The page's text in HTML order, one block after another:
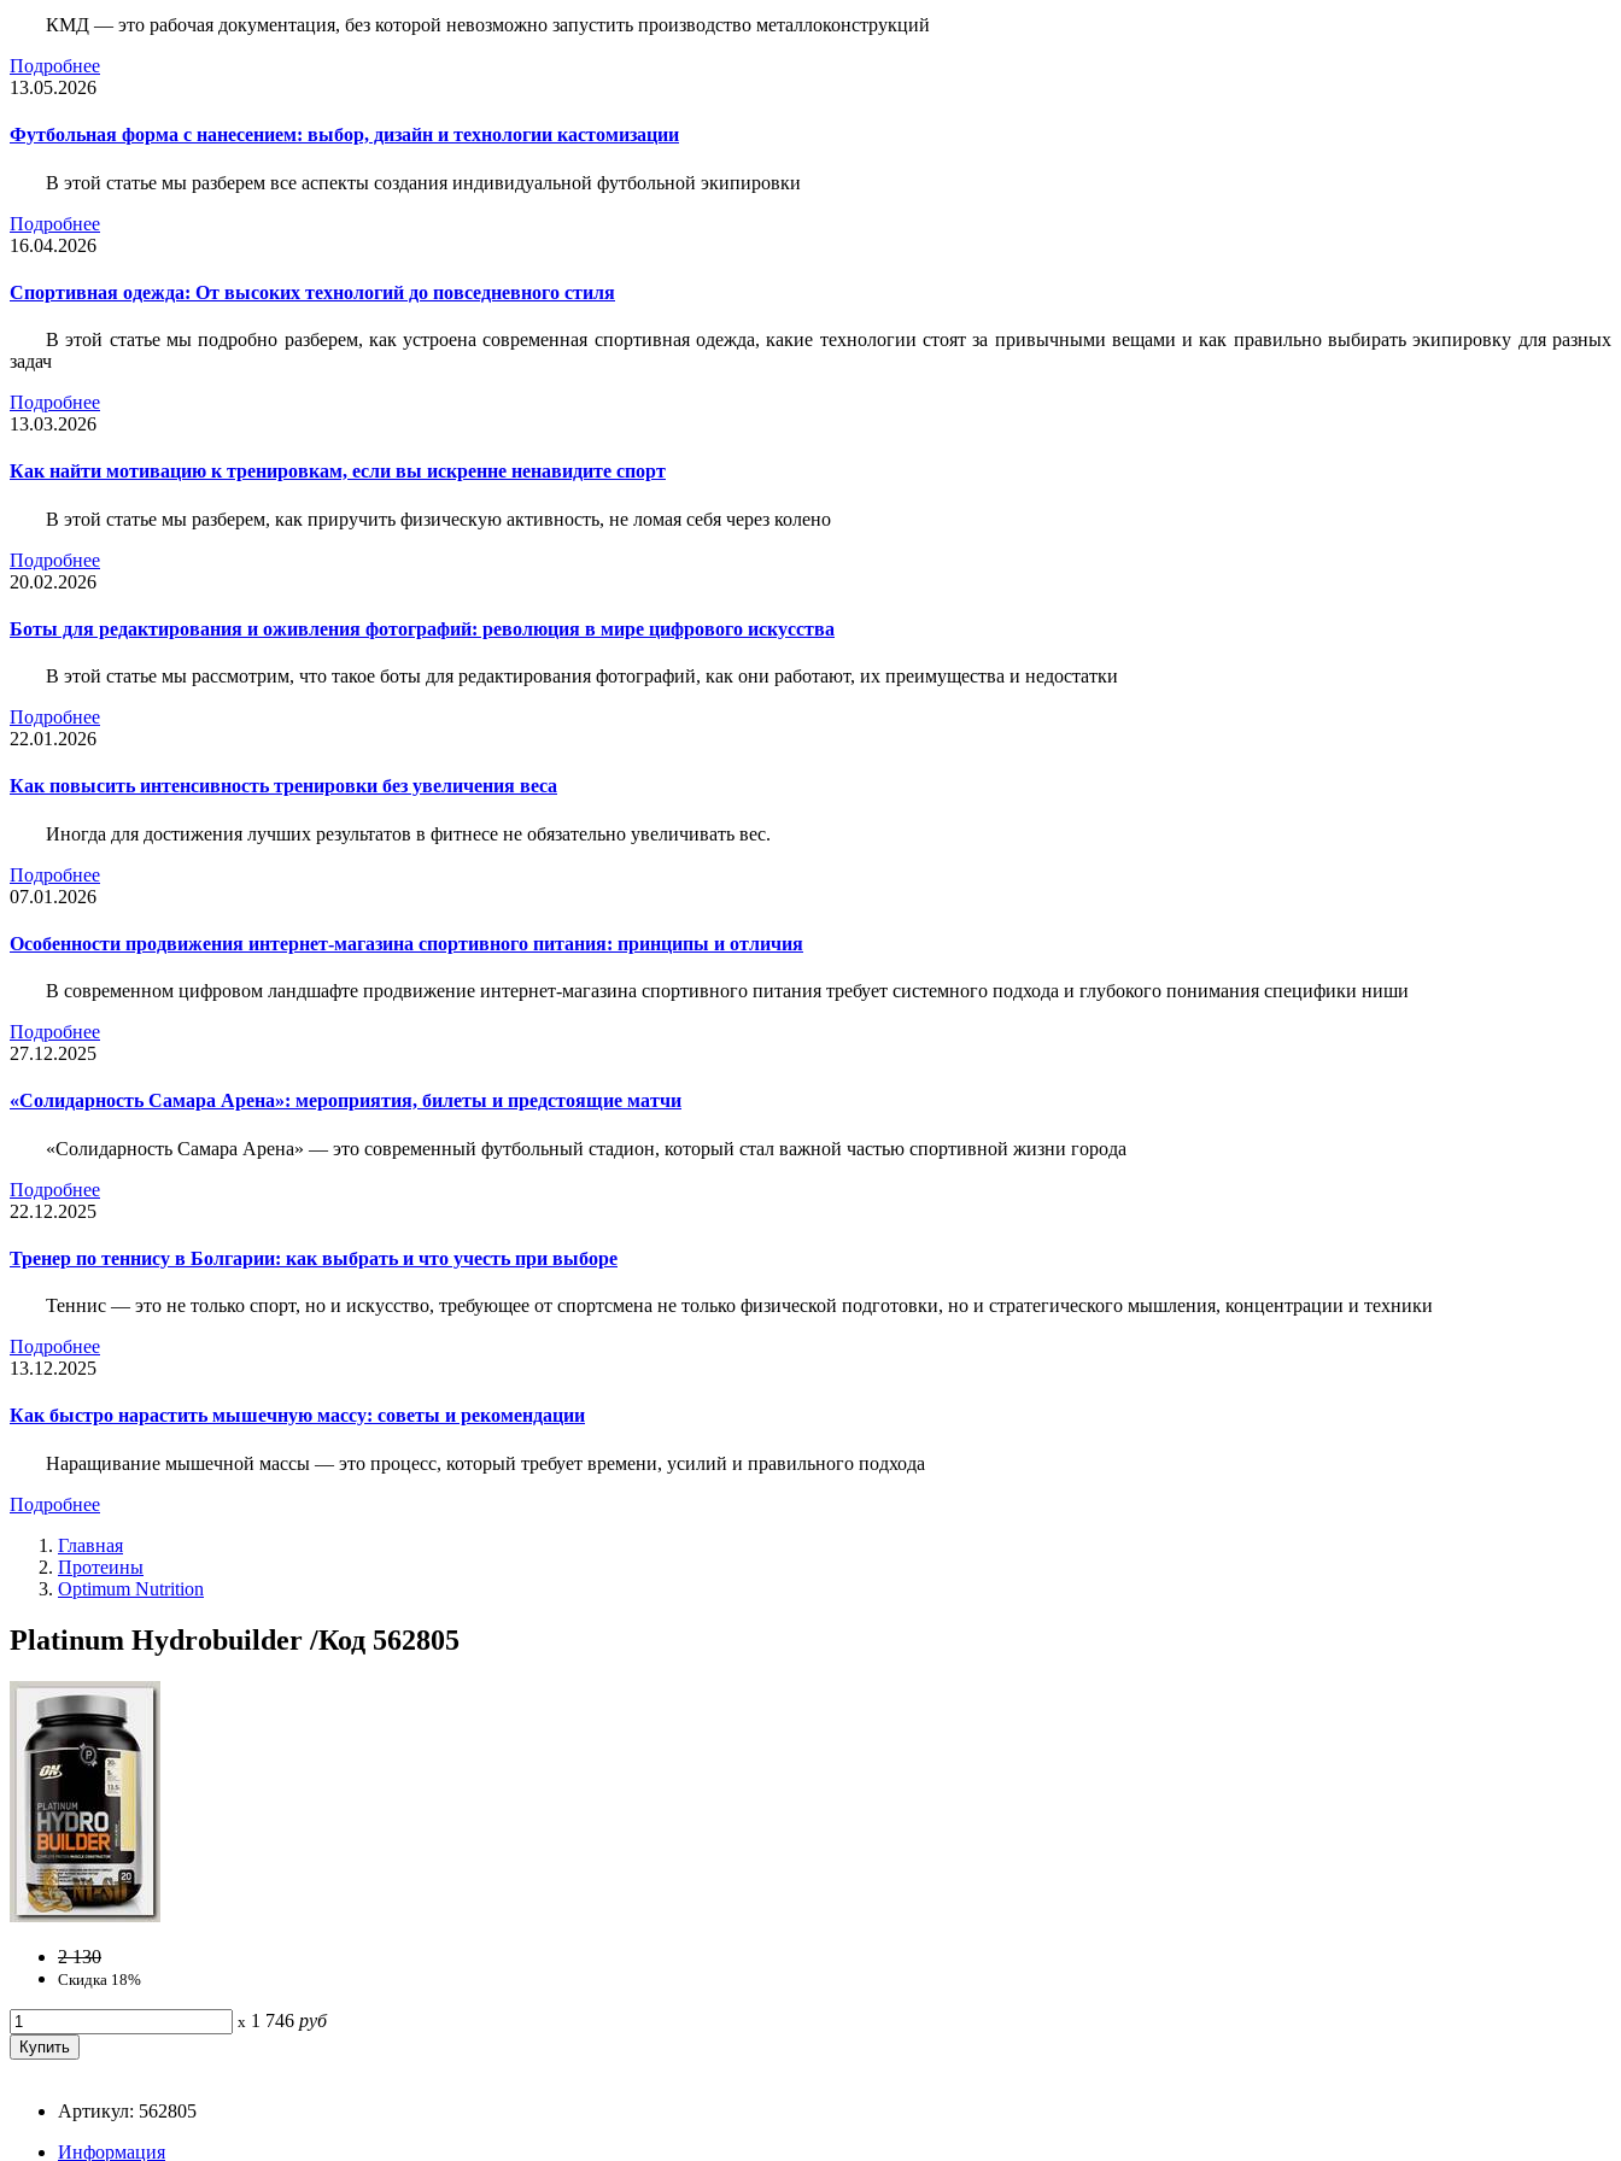
КМД — это рабочая документация, без которой невозможно запустить производство металлоконструкций
Подробнее
13.05.2026
Футбольная форма с нанесением: выбор, дизайн и технологии кастомизации
В этой статье мы разберем все аспекты создания индивидуальной футбольной экипировки
Подробнее
16.04.2026
Спортивная одежда: От высоких технологий до повседневного стиля
В этой статье мы подробно разберем, как устроена современная спортивная одежда, какие технологии стоят за привычными вещами и как правильно выбирать экипировку для разных
задач
Подробнее
13.03.2026
Как найти мотивацию к тренировкам, если вы искренне ненавидите спорт
В этой статье мы разберем, как приручить физическую активность, не ломая себя через колено
Подробнее
20.02.2026
Боты для редактирования и оживления фотографий: революция в мире цифрового искусства
В этой статье мы рассмотрим, что такое боты для редактирования фотографий, как они работают, их преимущества и недостатки
Подробнее
22.01.2026
Как повысить интенсивность тренировки без увеличения веса
Иногда для достижения лучших результатов в фитнесе не обязательно увеличивать вес.
Подробнее
07.01.2026
Особенности продвижения интернет-магазина спортивного питания: принципы и отличия
В современном цифровом ландшафте продвижение интернет-магазина спортивного питания требует системного подхода и глубокого понимания специфики ниши
Подробнее
27.12.2025
«Солидарность Самара Арена»: мероприятия, билеты и предстоящие матчи
«Солидарность Самара Арена» — это современный футбольный стадион, который стал важной частью спортивной жизни города
Подробнее
22.12.2025
Тренер по теннису в Болгарии: как выбрать и что учесть при выборе
Теннис — это не только спорт, но и искусство, требующее от спортсмена не только физической подготовки, но и стратегического мышления, концентрации и техники
Подробнее
13.12.2025
Как быстро нарастить мышечную массу: советы и рекомендации
Наращивание мышечной массы — это процесс, который требует времени, усилий и правильного подхода
Подробнее
Главная
Протеины
Optimum Nutrition
Platinum Hydrobuilder /Код 562805
2 130
Скидка 18%
x 1 746 руб
Артикул: 562805
Информация